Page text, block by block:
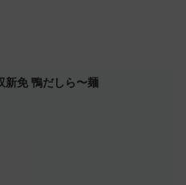
新免 鴨だしら〜麺